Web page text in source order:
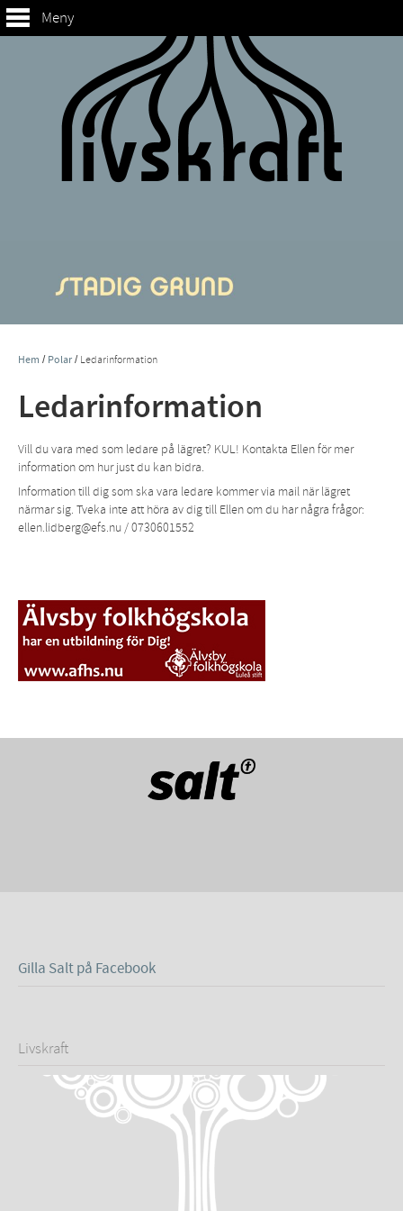
Meny
Hem / Polar / Ledarinformation
Ledarinformation
Vill du vara med som ledare på lägret? KUL! Kontakta Ellen för mer
information om hur just du kan bidra.
Information till dig som ska vara ledare kommer via mail när lägret
närmar sig. Tveka inte att höra av dig till Ellen om du har några frågor:
ellen.lidberg@efs.nu / 0730601552
Gilla Salt på Facebook
Livskraft